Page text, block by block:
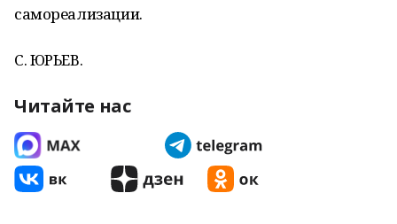
самореализации.
С. ЮРЬЕВ.
Читайте нас